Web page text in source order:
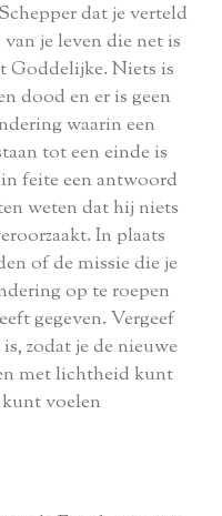
dat je verteld
je leven die net is
Goddelijke. Niets is
dood en er is geen
waarin een
​​tot een einde is
feite een antwoord
weten dat hij niets
In plaats
of de missie die je
op te roepen
gegeven. Vergeef
zodat je de nieuwe
met lichtheid kunt
voelen